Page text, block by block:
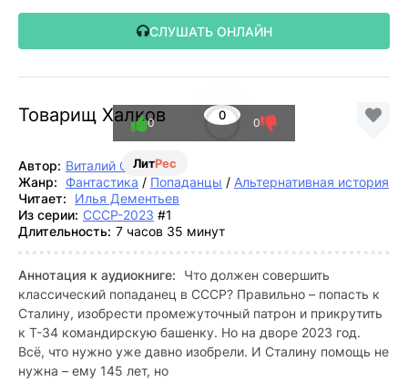
СЛУШАТЬ ОНЛАЙН
Товарищ Халков
ЛитРес
0
0 0
Автор: Виталий Останин
Жанр:
Фантастика / Попаданцы / Альтернативная история
Читает:
Илья Дементьев
Из серии: СССР-2023 #1
Длительность: 7 часов 35 минут
Аннотация к аудиокниге:
Что должен совершить
классический попаданец в СССР? Правильно – попасть к
Сталину, изобрести промежуточный патрон и прикрутить
к Т-34 командирскую башенку. Но на дворе 2023 год.
Всё, что нужно уже давно изобрели. И Сталину помощь не
нужна – ему 145 лет, но